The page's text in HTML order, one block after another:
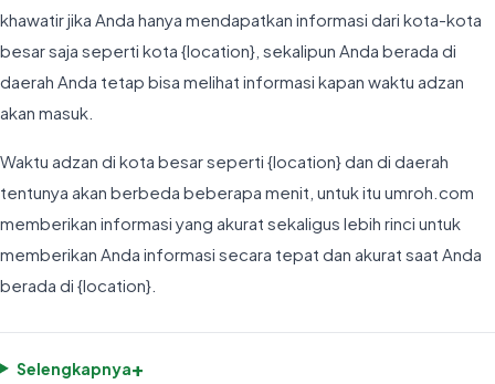
khawatir jika Anda hanya mendapatkan informasi dari kota-kota
besar saja seperti kota {location}, sekalipun Anda berada di
daerah Anda tetap bisa melihat informasi kapan waktu adzan
akan masuk.
Waktu adzan di kota besar seperti {location} dan di daerah
tentunya akan berbeda beberapa menit, untuk itu umroh.com
memberikan informasi yang akurat sekaligus lebih rinci untuk
memberikan Anda informasi secara tepat dan akurat saat Anda
berada di {location}.
Selengkapnya+